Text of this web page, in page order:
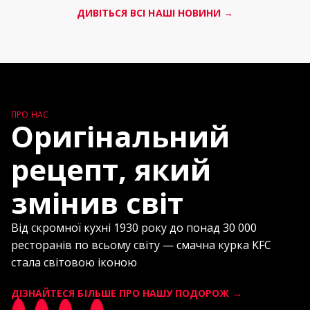
ДИВІТЬСЯ ВСІ НАШІ НОВИНИ →
ПРО НАС
Оригінальний
рецепт, який
змінив світ
Від скромної кухні 1930 року до понад 30 000
ресторанів по всьому світу — смачна курка KFC
стала світовою іконою
ДІЗНАЙТЕСЯ БІЛЬШЕ ПРО НАШУ ПОДОРОЖ →